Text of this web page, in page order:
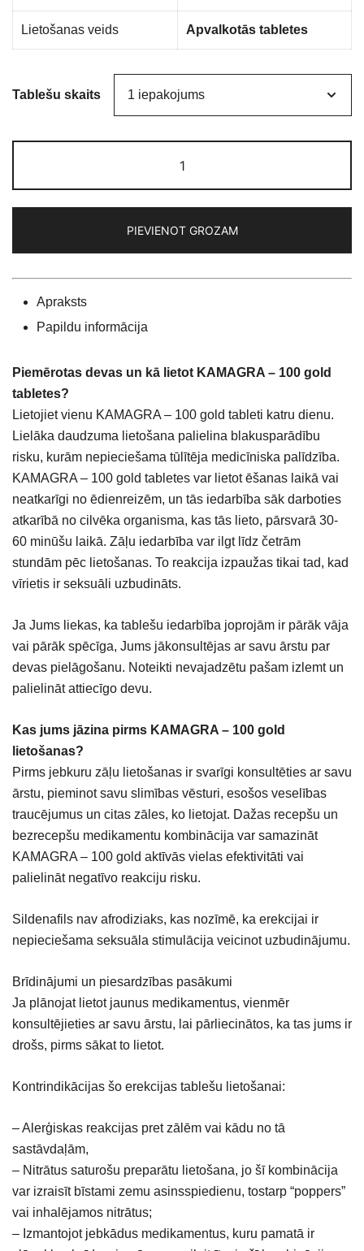
Lietošanas veids Apvalkotās tabletes
Tablešu skaits
-
100
(Sildenafils
100mg)
daudzums
PIEVIENOT GROZAM
Apraksts
Papildu informācija
Piemērotas devas un kā lietot KAMAGRA – 100 gold
tabletes?
Lietojiet vienu KAMAGRA – 100 gold tableti katru dienu.
Lielāka daudzuma lietošana palielina blakusparādību
risku, kurām nepieciešama tūlītēja medicīniska palīdzība.
KAMAGRA – 100 gold tabletes var lietot ēšanas laikā vai
neatkarīgi no ēdienreizēm, un tās iedarbība sāk darboties
atkarībā no cilvēka organisma, kas tās lieto, pārsvarā 30-
60 minūšu laikā. Zāļu iedarbība var ilgt līdz četrām
stundām pēc lietošanas. To reakcija izpaužas tikai tad, kad
vīrietis ir seksuāli uzbudināts.
Ja Jums liekas, ka tablešu iedarbība joprojām ir pārāk vāja
vai pārāk spēcīga, Jums jākonsultējas ar savu ārstu par
devas pielāgošanu. Noteikti nevajadzētu pašam izlemt un
palielināt attiecīgo devu.
Kas jums jāzina pirms KAMAGRA – 100 gold
lietošanas?
Pirms jebkuru zāļu lietošanas ir svarīgi konsultēties ar savu
ārstu, pieminot savu slimības vēsturi, esošos veselības
traucējumus un citas zāles, ko lietojat. Dažas recepšu un
bezrecepšu medikamentu kombinācija var samazināt
KAMAGRA – 100 gold aktīvās vielas efektivitāti vai
palielināt negatīvo reakciju risku.
Sildenafils nav afrodiziaks, kas nozīmē, ka erekcijai ir
nepieciešama seksuāla stimulācija veicinot uzbudinājumu.
Brīdinājumi un piesardzības pasākumi
Ja plānojat lietot jaunus medikamentus, vienmēr
konsultējieties ar savu ārstu, lai pārliecinātos, ka tas jums ir
drošs, pirms sākat to lietot.
Kontrindikācijas šo erekcijas tablešu lietošanai:
– Alerģiskas reakcijas pret zālēm vai kādu no tā
sastāvdaļām,
– Nitrātus saturošu preparātu lietošana, jo šī kombinācija
var izraisīt bīstami zemu asinsspiedienu, tostarp “poppers”
vai inhalējamos nitrātus;
– Izmantojot jebkādus medikamentus, kuru pamatā ir